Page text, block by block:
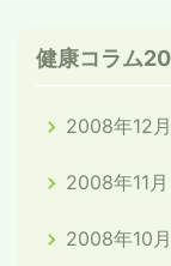
健康コラム
2008年12
2008年11
2008年10